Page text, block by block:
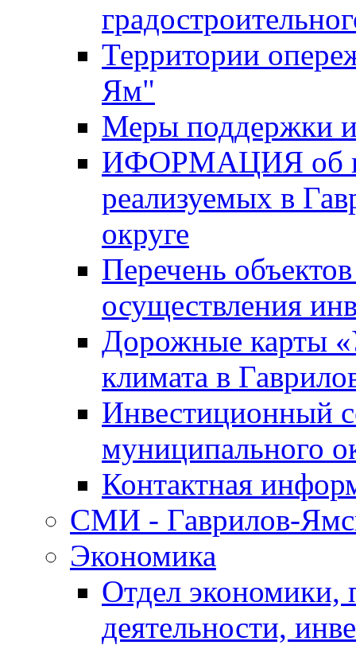
Территории
Ям"
Меры поддержки
ИФОРМАЦИЯ об
реализуемых в
округе
Перечень
осуществления
Дорожные карты
климата в
Инвестиционный
муниципального
Контактная
СМИ - Гаврилов-
Экономика
Отдел экономики,
деятельности,